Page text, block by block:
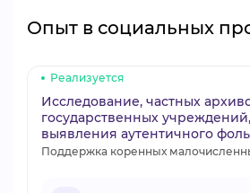
Опыт в социальных
Реализуется
Исследование, частных
государственных
выявления аутентичного
Поддержка коренных